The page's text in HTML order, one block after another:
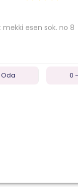
esen sok. no 8
0